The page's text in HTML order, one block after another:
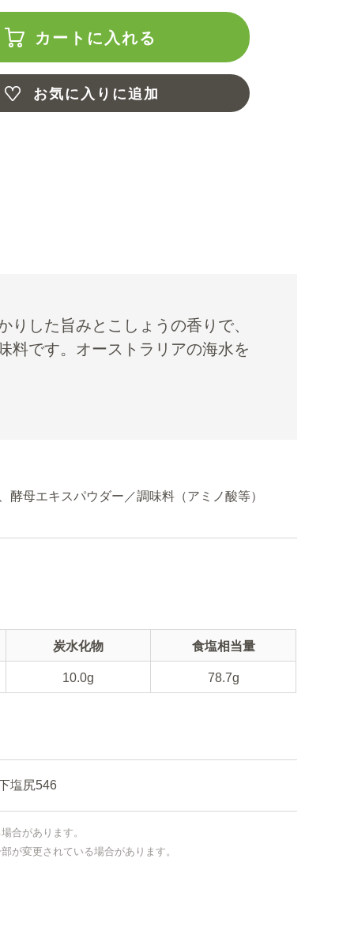
カートに入れる
お気に入りに追加
した旨みとこしょうの香りで、
料です。オーストラリアの海水を
母エキスパウダー／調味料（アミノ酸等）
炭水化物
10.0g
食塩相当量
78.7g
塩尻546
合があります。
が変更されている場合があります。